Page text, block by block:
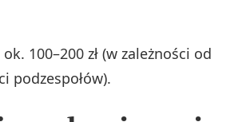
ok. 100–200 zł (w zależności od
podzespołów).